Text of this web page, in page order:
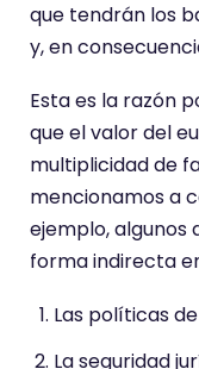
que tendrán los
y, en
Esta es la razón
que el valor del
multiplicidad de
mencionamos a
ejemplo, algunos
forma indirecta
Las políticas
La seguridad